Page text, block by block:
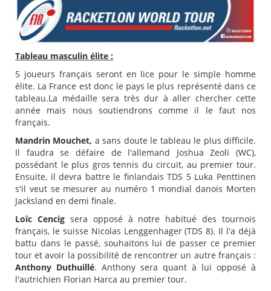
Tableau masculin élite :
5 joueurs français seront en lice pour le simple homme
élite. La France est donc le pays le plus représenté dans ce
tableau.La médaille sera très dur à aller chercher cette
année mais nous soutiendrons comme il le faut nos
français.
Mandrin Mouchet, a sans doute le tableau le plus difficile.
Il faudra se défaire de l'allemand Joshua Zeoli (WC),
possédant le plus gros tennis du circuit, au premier tour.
Ensuite, il devra battre le finlandais TDS 5 Luka Penttinen
s'il veut se mesurer au numéro 1 mondial danois Morten
Jacksland en demi finale.
Loïc Cencigsera opposé à notre habitué des tournois
français, le suisse Nicolas Lenggenhager (TDS 8). Il l'a déjà
battu dans le passé, souhaitons lui de passer ce premier
tour et avoir la possibilité de rencontrer un autre français :
Anthony Duthuillé. Anthony sera quant à lui opposé à
l'autrichien Florian Harca au premier tour.